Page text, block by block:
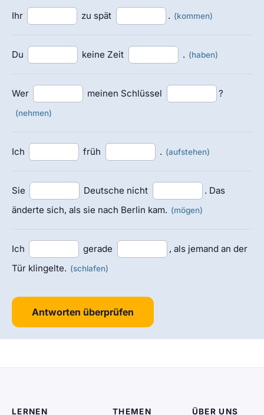
Ihr zu spät . (kommen)
Du keine Zeit . (haben)
Wer meinen Schlüssel ?
(nehmen)
Ich früh . (aufstehen)
Sie Deutsche nicht
. Das
änderte sich, als sie nach Berlin kam. (mögen)
Ich gerade
, als jemand an der
Tür klingelte. (schlafen)
Antworten überprüfen
LERNEN THEMEN ÜBER UNS